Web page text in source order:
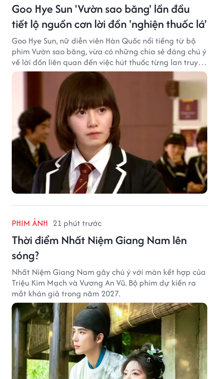
Goo Hye Sun 'Vườn sao băng' lần đầu
tiết lộ nguồn cơn lời đồn 'nghiện thuốc lá'
Goo Hye Sun, nữ diễn viên Hàn Quốc nổi tiếng từ bộ
phim Vườn sao băng, vừa có những chia sẻ đáng chú ý
về lời đồn liên quan đến việc hút thuốc từng lan truyền
trong giới sinh viên và trên mạng xã hội suốt nhiều
PHIM ẢNH 21 phút trước
Thời điểm Nhất Niệm Giang Nam lên
sóng?
Nhất Niệm Giang Nam gây chú ý với màn kết hợp của
Triệu Kim Mạch và Vương An Vũ. Bộ phim dự kiến ra
mắt khán giả trong năm 2027.